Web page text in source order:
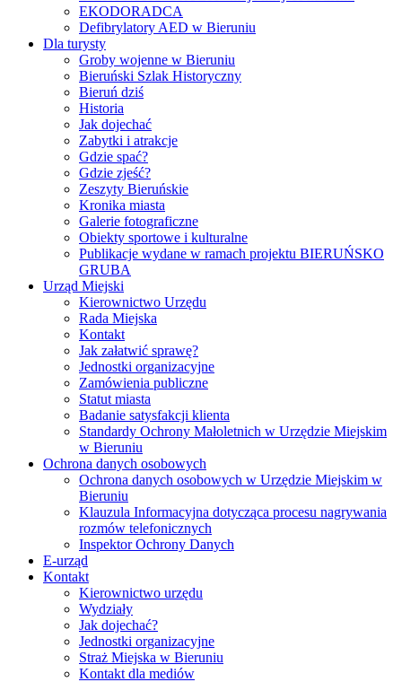
EKODORADCA
Defibrylatory AED w Bieruniu
Dla turysty
Groby wojenne w Bieruniu
Bieruński Szlak Historyczny
Bieruń dziś
Historia
Jak dojechać
Zabytki i atrakcje
Gdzie spać?
Gdzie zjeść?
Zeszyty Bieruńskie
Kronika miasta
Galerie fotograficzne
Obiekty sportowe i kulturalne
Publikacje wydane w ramach projektu BIERUŃSKO
GRUBA
Urząd Miejski
Kierownictwo Urzędu
Rada Miejska
Kontakt
Jak załatwić sprawę?
Jednostki organizacyjne
Zamówienia publiczne
Statut miasta
Badanie satysfakcji klienta
Standardy Ochrony Małoletnich w Urzędzie Miejskim
w Bieruniu
Ochrona danych osobowych
Ochrona danych osobowych w Urzędzie Miejskim w
Bieruniu
Klauzula Informacyjna dotycząca procesu nagrywania
rozmów telefonicznych
Inspektor Ochrony Danych
E-urząd
Kontakt
Kierownictwo urzędu
Wydziały
Jak dojechać?
Jednostki organizacyjne
Straż Miejska w Bieruniu
Kontakt dla mediów